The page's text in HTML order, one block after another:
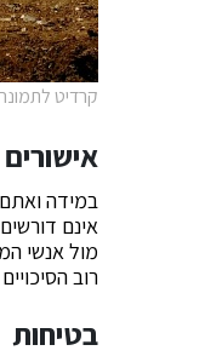
קרדיט
אישורים
במידה ואתם
אינם
מול אנשי
רוב
בטיחות